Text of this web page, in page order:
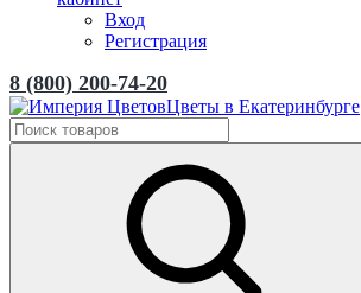
Вход
Регистрация
8 (800) 200-74-20
Цветы в Екатеринбурге